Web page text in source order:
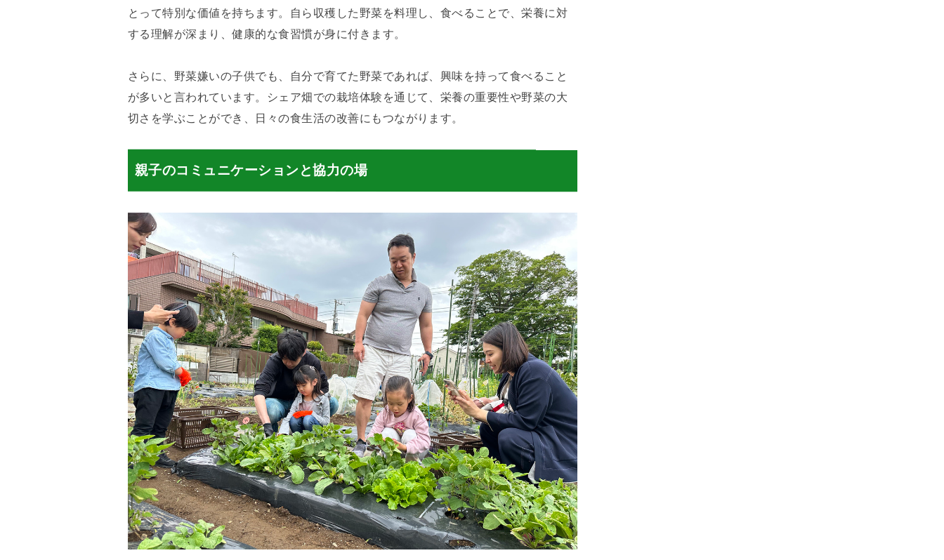
とって特別な価値を持ちます。自ら収穫した野菜を料理し、食べることで、栄養に対
する理解が深まり、健康的な食習慣が身に付きます。
さらに、野菜嫌いの子供でも、自分で育てた野菜であれば、興味を持って食べること
が多いと言われています。シェア畑での栽培体験を通じて、栄養の重要性や野菜の大
切さを学ぶことができ、日々の食生活の改善にもつながります。
親子のコミュニケーションと協力の場